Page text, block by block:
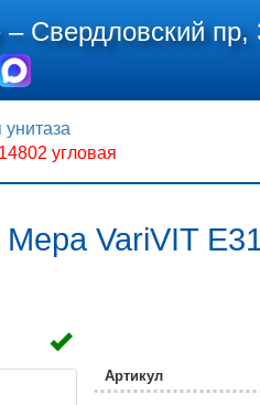
–Свердловский пр,
угловая
VariVIT
Артикул